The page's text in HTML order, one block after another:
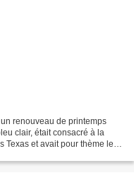
renouveau de printemps
clair, était consacré à la
et avait pour thème les "